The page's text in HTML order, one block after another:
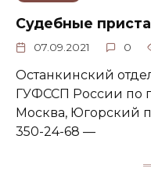
Судебные
07.09.2021 0
Останкинский
ГУФССП России по
Москва, Югорский
350-24-68 —